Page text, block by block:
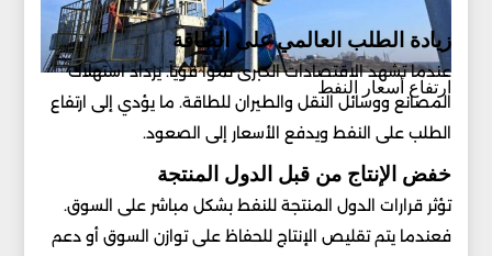
ارتفاع أسعار النفط
زيادة الطلب العالمي على الطاقة
عندما تشهد الاقتصادات الكبرى نمواً قوياً. يزداد استهلاك
المصانع ووسائل النقل والطيران للطاقة. ما يؤدي إلى ارتفاع
الطلب على النفط ويدفع الأسعار إلى الصعود.
خفض الإنتاج من قبل الدول المنتجة
تؤثر قرارات الدول المنتجة للنفط بشكل مباشر على السوق.
فعندما يتم تقليص الإنتاج للحفاظ على توازن السوق أو دعم